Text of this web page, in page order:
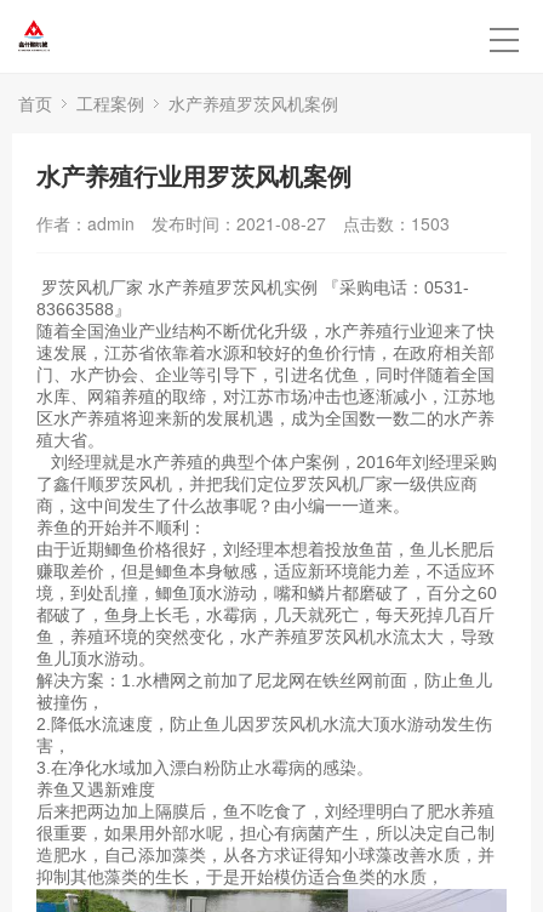
首页 工程案例 水产养殖罗茨风机案例
水产养殖行业用罗茨风机案例
作者：admin 发布时间：2021-08-27 点击数： 1503
罗茨风机厂家 水产养殖罗茨风机实例 『采购电话：0531-
83663588』
随着全国渔业产业结构不断优化升级，水产养殖行业迎来了快
速发展，江苏省依靠着水源和较好的鱼价行情，在政府相关部
门、水产协会、企业等引导下，引进名优鱼，同时伴随着全国
水库、网箱养殖的取缔，对江苏市场冲击也逐渐减小，江苏地
区水产养殖将迎来新的发展机遇，成为全国数一数二的水产养
殖大省。
刘经理就是水产养殖的典型个体户案例，2016年刘经理采购
了鑫仟顺罗茨风机，并把我们定位罗茨风机厂家一级供应商
商，这中间发生了什么故事呢？由小编一一道来。
养鱼的开始并不顺利：
由于近期鲫鱼价格很好，刘经理本想着投放鱼苗，鱼儿长肥后
赚取差价，但是鲫鱼本身敏感，适应新环境能力差，不适应环
境，到处乱撞，鲫鱼顶水游动，嘴和鳞片都磨破了，百分之60
都破了，鱼身上长毛，水霉病，几天就死亡，每天死掉几百斤
鱼，养殖环境的突然变化，水产养殖罗茨风机水流太大，导致
鱼儿顶水游动。
解决方案：1.水槽网之前加了尼龙网在铁丝网前面，防止鱼儿
被撞伤，
2.降低水流速度，防止鱼儿因罗茨风机水流大顶水游动发生伤
害，
3.在净化水域加入漂白粉防止水霉病的感染。
养鱼又遇新难度
后来把两边加上隔膜后，鱼不吃食了，刘经理明白了肥水养殖
很重要，如果用外部水呢，担心有病菌产生，所以决定自己制
造肥水，自己添加藻类，从各方求证得知小球藻改善水质，并
抑制其他藻类的生长，于是开始模仿适合鱼类的水质，